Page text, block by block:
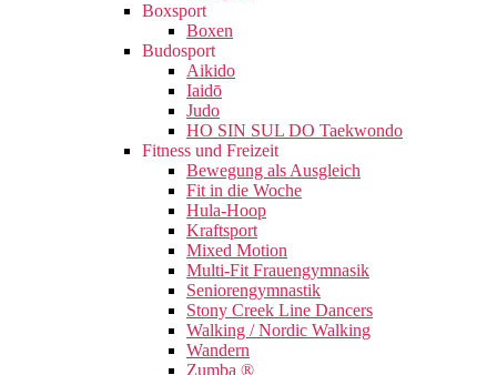
Boxsport
Boxen
Budosport
Aikido
Iaidō
Judo
HO SIN SUL DO Taekwondo
Fitness und Freizeit
Bewegung als Ausgleich
Fit in die Woche
Hula-Hoop
Kraftsport
Mixed Motion
Multi-Fit Frauengymnasik
Seniorengymnastik
Stony Creek Line Dancers
Walking / Nordic Walking
Wandern
Zumba ®